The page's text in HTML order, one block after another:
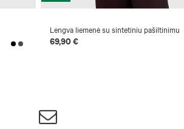
Lengva liemenė su sintetiniu pašiltinimu
69,90 €